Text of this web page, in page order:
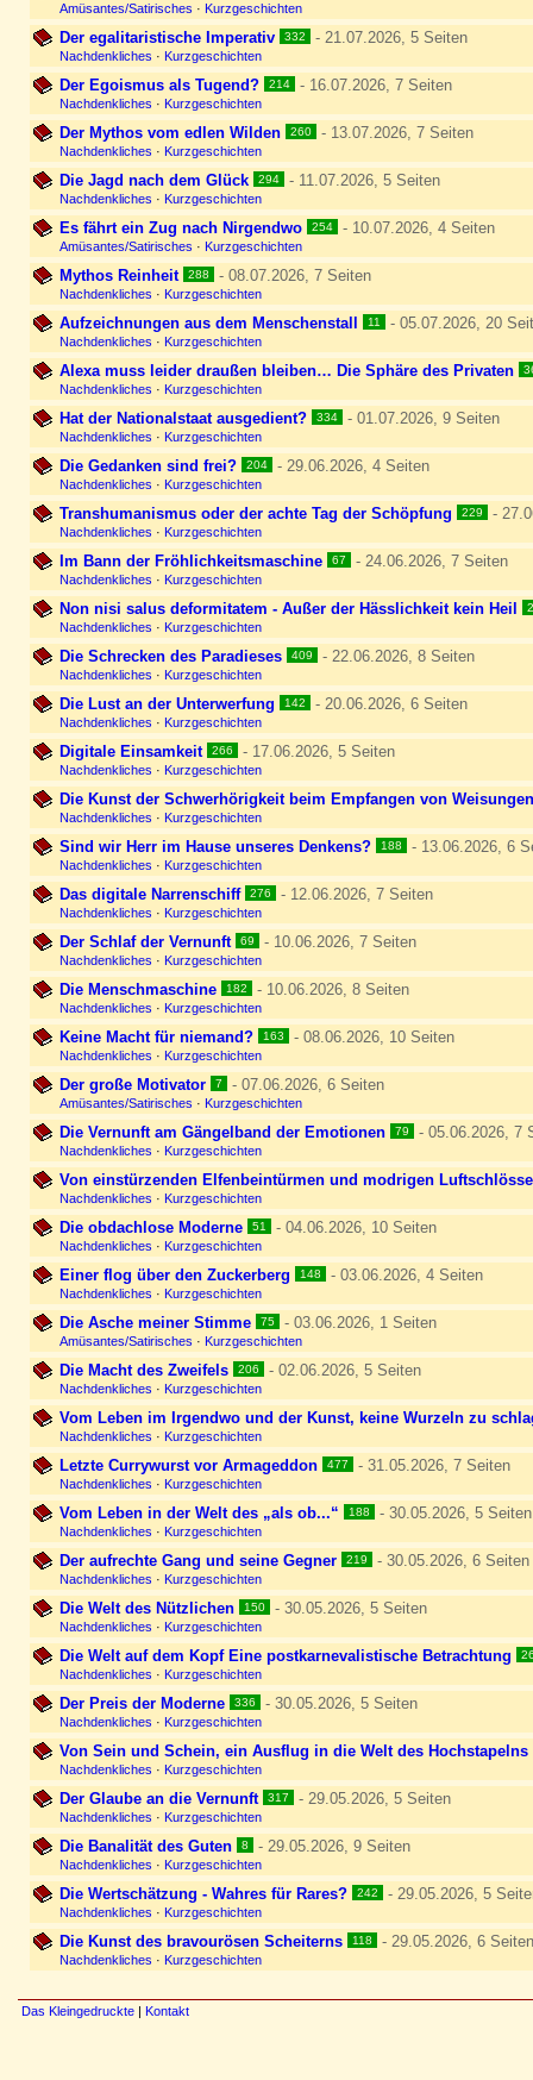
Amüsantes/Satirisches · Kurzgeschichten
Der egalitaristische Imperativ 332 - 21.07.2026, 5 Seiten
Nachdenkliches · Kurzgeschichten
Der Egoismus als Tugend? 214 - 16.07.2026, 7 Seiten
Nachdenkliches · Kurzgeschichten
Der Mythos vom edlen Wilden 260 - 13.07.2026, 7 Seiten
Nachdenkliches · Kurzgeschichten
Die Jagd nach dem Glück 294 - 11.07.2026, 5 Seiten
Nachdenkliches · Kurzgeschichten
Es fährt ein Zug nach Nirgendwo 254 - 10.07.2026, 4 Seiten
Amüsantes/Satirisches · Kurzgeschichten
Mythos Reinheit 288 - 08.07.2026, 7 Seiten
Nachdenkliches · Kurzgeschichten
Aufzeichnungen aus dem Menschenstall 11 - 05.07.2026, 20
Nachdenkliches · Kurzgeschichten
Alexa muss leider draußen bleiben… Die Sphäre des Privaten
Nachdenkliches · Kurzgeschichten
Hat der Nationalstaat ausgedient? 334 - 01.07.2026, 9 Seiten
Nachdenkliches · Kurzgeschichten
Die Gedanken sind frei? 204 - 29.06.2026, 4 Seiten
Nachdenkliches · Kurzgeschichten
Transhumanismus oder der achte Tag der Schöpfung 229 -
Nachdenkliches · Kurzgeschichten
Im Bann der Fröhlichkeitsmaschine 67 - 24.06.2026, 7 Seiten
Nachdenkliches · Kurzgeschichten
Non nisi salus deformitatem - Außer der Hässlichkeit kein Heil
Nachdenkliches · Kurzgeschichten
Die Schrecken des Paradieses 409 - 22.06.2026, 8 Seiten
Nachdenkliches · Kurzgeschichten
Die Lust an der Unterwerfung 142 - 20.06.2026, 6 Seiten
Nachdenkliches · Kurzgeschichten
Digitale Einsamkeit 266 - 17.06.2026, 5 Seiten
Nachdenkliches · Kurzgeschichten
Die Kunst der Schwerhörigkeit beim Empfangen von Weisungen
Nachdenkliches · Kurzgeschichten
Sind wir Herr im Hause unseres Denkens? 188 - 13.06.2026, 6
Nachdenkliches · Kurzgeschichten
Das digitale Narrenschiff 276 - 12.06.2026, 7 Seiten
Nachdenkliches · Kurzgeschichten
Der Schlaf der Vernunft 69 - 10.06.2026, 7 Seiten
Nachdenkliches · Kurzgeschichten
Die Menschmaschine 182 - 10.06.2026, 8 Seiten
Nachdenkliches · Kurzgeschichten
Keine Macht für niemand? 163 - 08.06.2026, 10 Seiten
Nachdenkliches · Kurzgeschichten
Der große Motivator 7 - 07.06.2026, 6 Seiten
Amüsantes/Satirisches · Kurzgeschichten
Die Vernunft am Gängelband der Emotionen 79 - 05.06.2026, 7
Nachdenkliches · Kurzgeschichten
Von einstürzenden Elfenbeintürmen und modrigen
Nachdenkliches · Kurzgeschichten
Die obdachlose Moderne 51 - 04.06.2026, 10 Seiten
Nachdenkliches · Kurzgeschichten
Einer flog über den Zuckerberg 148 - 03.06.2026, 4 Seiten
Nachdenkliches · Kurzgeschichten
Die Asche meiner Stimme 75 - 03.06.2026, 1 Seiten
Amüsantes/Satirisches · Kurzgeschichten
Die Macht des Zweifels 206 - 02.06.2026, 5 Seiten
Nachdenkliches · Kurzgeschichten
Vom Leben im Irgendwo und der Kunst, keine Wurzeln zu
Nachdenkliches · Kurzgeschichten
Letzte Currywurst vor Armageddon 477 - 31.05.2026, 7 Seiten
Nachdenkliches · Kurzgeschichten
Vom Leben in der Welt des „als ob...“ 188 - 30.05.2026, 5 Seiten
Nachdenkliches · Kurzgeschichten
Der aufrechte Gang und seine Gegner 219 - 30.05.2026, 6 Seiten
Nachdenkliches · Kurzgeschichten
Die Welt des Nützlichen 150 - 30.05.2026, 5 Seiten
Nachdenkliches · Kurzgeschichten
Die Welt auf dem Kopf Eine postkarnevalistische Betrachtung
Nachdenkliches · Kurzgeschichten
Der Preis der Moderne 336 - 30.05.2026, 5 Seiten
Nachdenkliches · Kurzgeschichten
Von Sein und Schein, ein Ausflug in die Welt des Hochstapelns
Nachdenkliches · Kurzgeschichten
Der Glaube an die Vernunft 317 - 29.05.2026, 5 Seiten
Nachdenkliches · Kurzgeschichten
Die Banalität des Guten 8 - 29.05.2026, 9 Seiten
Nachdenkliches · Kurzgeschichten
Die Wertschätzung - Wahres für Rares? 242 - 29.05.2026, 5
Nachdenkliches · Kurzgeschichten
Die Kunst des bravourösen Scheiterns 118 - 29.05.2026, 6 Seiten
Nachdenkliches · Kurzgeschichten
Das Kleingedruckte | Kontakt